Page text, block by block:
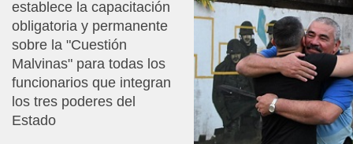
establece la capacitación
obligatoria y permanente
sobre la "Cuestión
Malvinas" para todas los
funcionarios que integran
los tres poderes del
Estado